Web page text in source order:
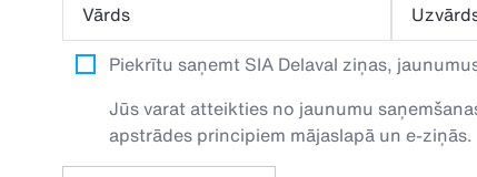
Vārds
Piekrītu saņemt SIA Delaval ziņas,
Jūs varat atteikties no jaunumu
apstrādes principiem mājaslapā un e-ziņās.